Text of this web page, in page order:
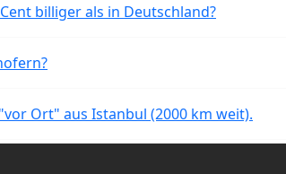
billiger als in Deutschland?
Ort" aus Istanbul (2000 km weit).